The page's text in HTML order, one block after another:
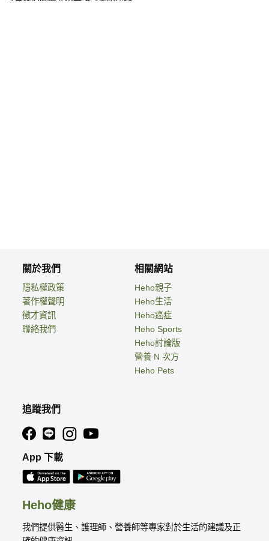
Heho健康
我們提供醫生、護理師、營養師等專家對於生活的建議及正
關於我們
隱私權政策
著作權聲明
徵才資訊
聯絡我們
相關網站
Heho親子
Heho生活
Heho癌症
Heho Sports
Heho討論版
營養 N 次方
Heho Pets
追蹤我們
App 下載